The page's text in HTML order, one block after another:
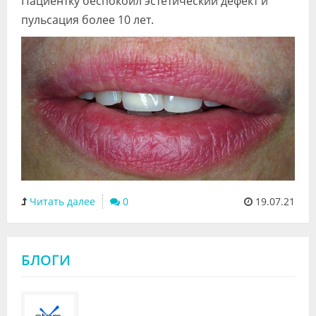
Форум
Клиники
Специалисты
Галерея
Блоги
пульсация более 10 лет.
Читать далее 0 19.07.21
БЛОГИ